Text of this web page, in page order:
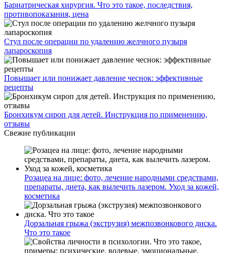
Бариатрическая хирургия. Что это такое, последствия,
противопоказания, цена
Стул после операции по удалению желчного пузыря
лапароскопия
Повышает или понижает давление чеснок: эффективные
рецепты
Бронхикум сироп для детей. Инструкция по применению,
отзывы
Свежие публикации
Розацеа на лице: фото, лечение народными средствами,
препараты, диета, как вылечить лазером. Уход за кожей,
косметика
Дорзальная грыжа (экструзия) межпозвонкового диска.
Что это такое